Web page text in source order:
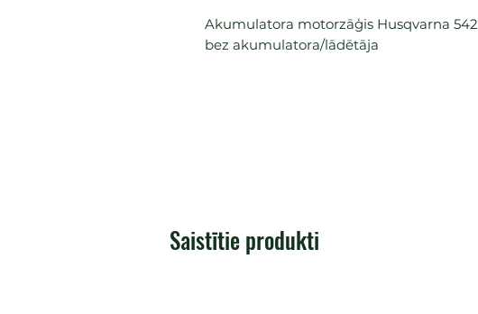
Akumulatora motorzāģis Husqvarna
bez akumulatora/lādētāja
Saistītie produkti